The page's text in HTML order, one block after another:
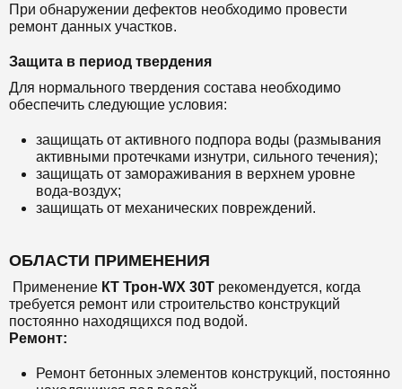
При обнаружении дефектов необходимо провести
ремонт данных участков.
Защита в период твердения
Для нормального твердения состава необходимо
обеспечить следующие условия:
защищать от активного подпора воды (размывания
активными протечками изнутри, сильного течения);
защищать от замораживания в верхнем уровне
вода-воздух;
защищать от механических повреждений.
ОБЛАСТИ ПРИМЕНЕНИЯ
Применение КТ Трон-WX 30Т рекомендуется, когда
требуется ремонт или строительство конструкций
постоянно находящихся под водой.
Ремонт:
Ремонт бетонных элементов конструкций, постоянно